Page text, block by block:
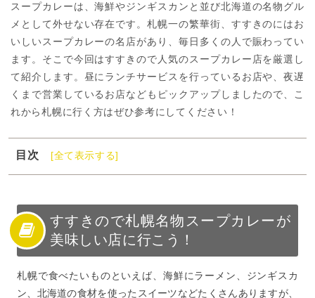
スープカレーは、海鮮やジンギスカンと並び北海道の名物グル
メとして外せない存在です。札幌一の繁華街、すすきのにはお
いしいスープカレーの名店があり、毎日多くの人で賑わってい
ます。そこで今回はすすきので人気のスープカレー店を厳選し
て紹介します。昼にランチサービスを行っているお店や、夜遅
くまで営業しているお店などもピックアップしましたので、こ
れから札幌に行く方はぜひ参考にしてください！
目次
[全て表示する]
1
すすきので札幌名物スープカレーが美味しい店に行こ
2
すすきのでデートに行きたいおしゃれスープカレーの人
気店
3
4
すすきので昼休憩におすすめスープカレーの人気店
5
すすきので夜遅くまで営業しているスープカレーの人気
すすきので札幌名物スープカレーが
美味しい店に行こう！
札幌で食べたいものといえば、海鮮にラーメン、ジンギスカ
ン、北海道の食材を使ったスイーツなどたくさんありますが、